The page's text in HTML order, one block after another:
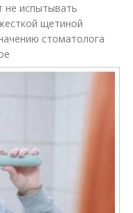
не испытывать
щетиной
стоматолога